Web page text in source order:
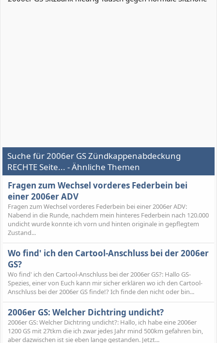
Suche für 2006er GS Zündkappenabdeckung
RECHTE Seite... - Ähnliche Themen
Fragen zum Wechsel vorderes Federbein bei
einer 2006er ADV
Fragen zum Wechsel vorderes Federbein bei einer 2006er ADV:
Nabend in die Runde, nachdem mein hinteres Federbein nach 120.000
undicht wurde konnte ich vorn und hinten originale in gepflegtem
Zustand...
Wo find' ich den Cartool-Anschluss bei der 2006er
GS?
Wo find' ich den Cartool-Anschluss bei der 2006er GS?: Hallo GS-
Spezies, einer von Euch kann mir sicher erklären wo ich den Cartool-
Anschluss bei der 2006er GS finde!? Ich finde den nicht oder bin...
2006er GS: Welcher Dichtring undicht?
2006er GS: Welcher Dichtring undicht?: Hallo, ich habe eine 2006er
1200 GS mit 27tkm die ich zwar jedes Jahr mind 500km gefahren bin,
aber dazwischen ist sie eben lange gestanden. Jetzt...